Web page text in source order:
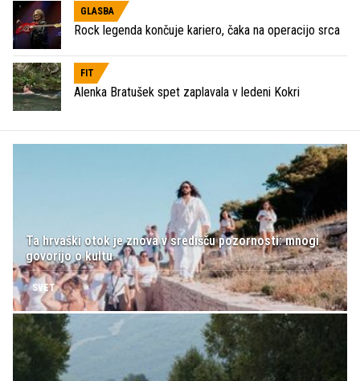
GLASBA
Rock legenda končuje kariero, čaka na operacijo srca
FIT
Alenka Bratušek spet zaplavala v ledeni Kokri
Ta hrvaški otok je znova v središču pozornosti: mnogi
govorijo o kultu
SVET